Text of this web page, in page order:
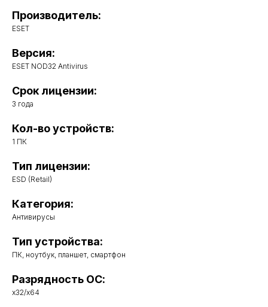
Производитель:
ESET
Версия:
ESET NOD32 Antivirus
Срок лицензии:
3 года
Кол-во устройств:
1 ПК
Тип лицензии:
ESD (Retail)
Категория:
Антивирусы
Тип устройства:
ПК, ноутбук, планшет, смартфон
Разрядность ОС:
x32/x64